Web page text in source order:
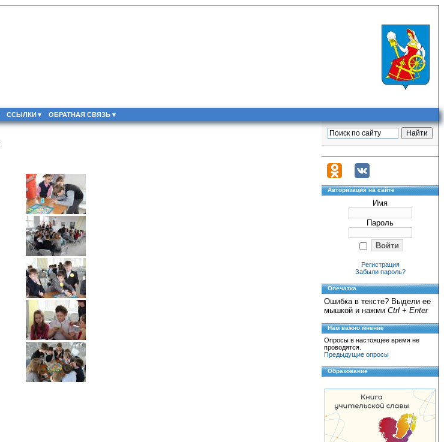
ССЫЛКИ ОБРАТНАЯ СВЯЗЬ
Авторизация на сайте
Имя
Пароль
Регистрация
Забыли пароль?
Опечатка
Ошибка в тексте? Выдели ее
мышкой и нажми Ctrl + Enter
Нам важно мнение
Опросы в настоящее время не
проводятся.
Предыдущие опросы
Образование